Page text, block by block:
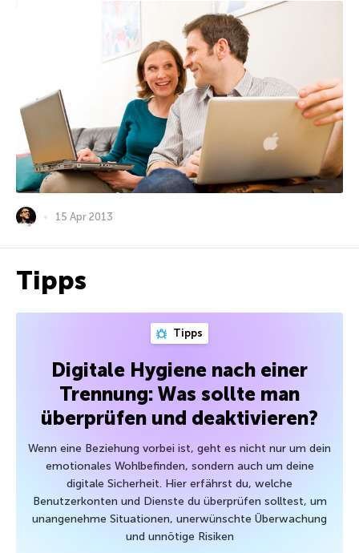
15 Apr 2013
Tipps
Tipps
Digitale Hygiene nach einer
Trennung: Was sollte man
überprüfen und deaktivieren?
Wenn eine Beziehung vorbei ist, geht es nicht nur um dein
emotionales Wohlbefinden, sondern auch um deine
digitale Sicherheit. Hier erfährst du, welche
Benutzerkonten und Dienste du überprüfen solltest, um
unangenehme Situationen, unerwünschte Überwachung
und unnötige Risiken